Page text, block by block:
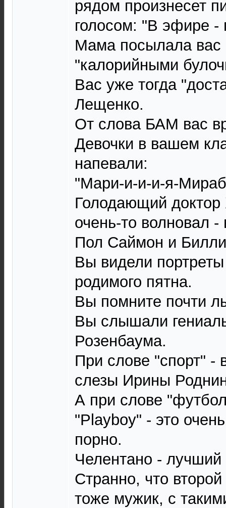
рядом произнесет
голосом: "В эфире -
Мама посылала вас
"калорийными
Вас уже тогда
Лещенко.
От слова БАМ вас
Девочки в вашем
напевали:
"Мари-и-и-и-я-
Голодающий
очень-то волновал
Пол Саймон и
Вы видели
родимого пятна.
Вы помните почти
Вы слышали
Розенбаума.
При слове "спорт" -
слезы Ирины
А при слове
"Рlауbоу" - это
порно.
Челентано - лучший
Странно, что
тоже мужик, с